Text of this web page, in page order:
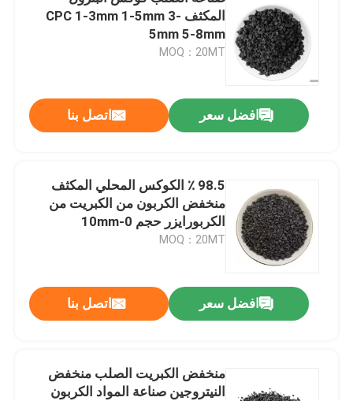
المكثف CPC 1-3mm 1-5mm 3-
5mm 5-8mm
MOQ：20MT
افضل سعر اتصل بنا
98.5 ٪ الكوكس المحلي المكثف
منخفض الكربون من الكبريت من
الكربورايزر حجم 0-10mm
MOQ：20MT
افضل سعر اتصل بنا
منخفض الكبريت الصلب منخفض
النيتروجين صناعة المواد الكربون